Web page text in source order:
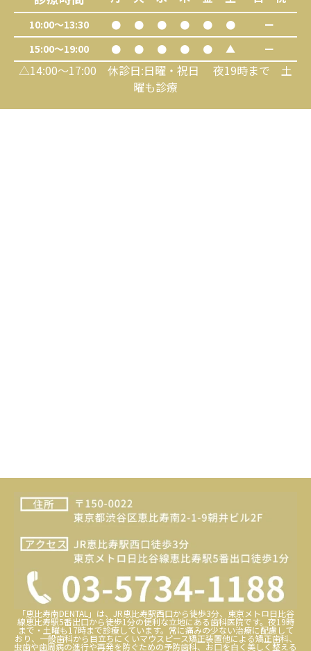
10:00～13:30 ● ● ● ● ● ●
ー
15:00～19:00
● ● ● ● ● ▲ ー
△14:00～17:00 休診日:日曜・祝日 夜19時まで 土
曜も診療
「恵比寿南DENTAL」は、JR恵比寿駅西口から徒歩3分、東京メトロ日比谷
線恵比寿駅5番出口から徒歩1分の便利な立地にある歯科医院です。夜19時
まで・土曜も17時まで診療しています。常に痛みの少ない治療に配慮して
おり、一般歯科から目立ちにくいマウスピース矯正装置他による矯正歯科、
虫歯や歯周病の進行や再発を防ぐための予防歯科、お口を白く美しく整える